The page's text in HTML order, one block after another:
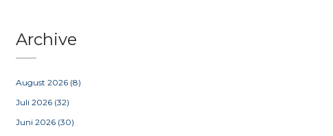
Archive
August 2026 (8)
Juli 2026 (32)
Juni 2026 (30)